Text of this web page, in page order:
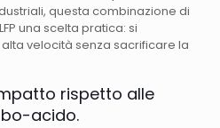
questa combinazione di
una scelta pratica: si
velocità senza sacrificare la
rispetto alle
acido.